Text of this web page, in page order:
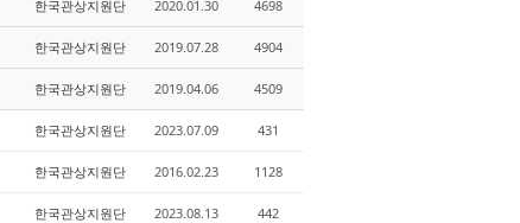
한국관상지원단 2020.01.30 4698
한국관상지원단 2019.07.28 4904
한국관상지원단 2019.04.06 4509
한국관상지원단 2023.07.09 431
한국관상지원단 2016.02.23 1128
한국관상지원단 2023.08.13 442